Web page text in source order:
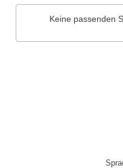
Keine passenden